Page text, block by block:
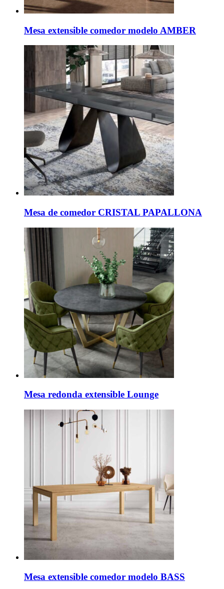
Mesa extensible comedor modelo AMBER
Mesa de comedor CRISTAL PAPALLONA
Mesa redonda extensible Lounge
Mesa extensible comedor modelo BASS